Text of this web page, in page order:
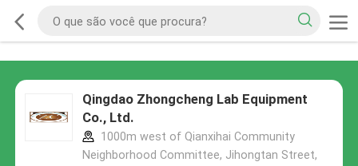
Qingdao Zhongcheng Lab Equipment
Co., Ltd.
1000m west of Qianxihai Community
Neighborhood Committee, Jihongtan Street,